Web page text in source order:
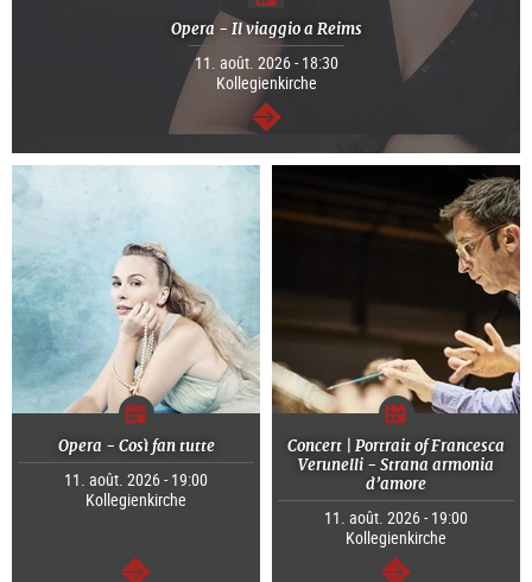
Opera - Il viaggio a Reims
11. août. 2026 - 18:30
Kollegienkirche
Continuer
Opera - Così fan tutte
11. août. 2026 - 19:00
Kollegienkirche
Concert | Portrait of Francesca
Verunelli - Strana armonia
d’amore
11. août. 2026 - 19:00
Kollegienkirche